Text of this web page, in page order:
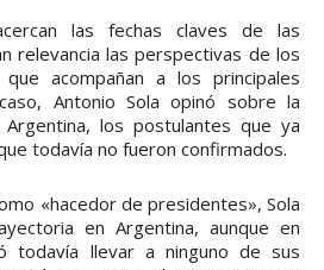
las fechas claves de las
relevancia las perspectivas de los
acompañan a los principales
Antonio Sola opinó sobre la
los postulantes que ya
todavía no fueron confirmados.
«hacedor de presidentes», Sola
en Argentina, aunque en
todavía llevar a ninguno de sus